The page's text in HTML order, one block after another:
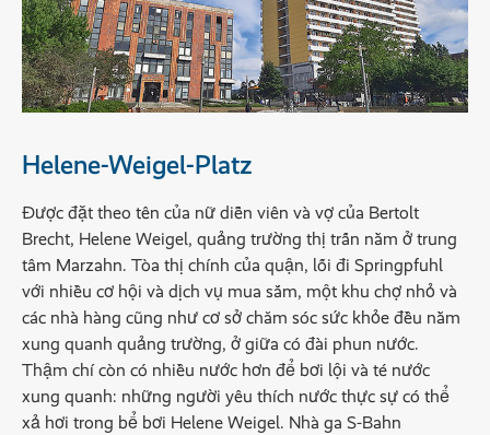
Helene-Weigel-Platz
Được đặt theo tên của nữ diễn viên và vợ của Bertolt
Brecht, Helene Weigel, quảng trường thị trấn nằm ở trung
tâm Marzahn. Tòa thị chính của quận, lối đi Springpfuhl
với nhiều cơ hội và dịch vụ mua sắm, một khu chợ nhỏ và
các nhà hàng cũng như cơ sở chăm sóc sức khỏe đều nằm
xung quanh quảng trường, ở giữa có đài phun nước.
Thậm chí còn có nhiều nước hơn để bơi lội và té nước
xung quanh: những người yêu thích nước thực sự có thể
xả hơi trong bể bơi Helene Weigel. Nhà ga S-Bahn